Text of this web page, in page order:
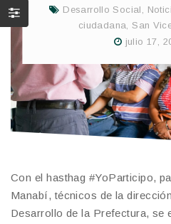
Desarrollo Social ,
ciudadana,San
julio 17,
Con el hasthag #YoParticipo,
Manabí, técnicos de la
Desarrollo de la Prefectura, se